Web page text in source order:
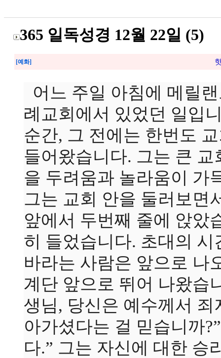
365 일독성경 12월 22일 (5)
[예화]
어느 주일 아침에 메릴
례교회에서 있었던 일입
순간, 그 전에는 한번도
들어왔습니다. 그는 큰
을 두려움과 놀라움이 가
그는 교회 안을 둘러보면
앞에서 두번째 줄에 앉았
히 들었습니다. 초대의
바라는 사람은 앞으로 나
계단 앞으로 뛰어 나왔습
생님, 당신은 예수께서
아가셨다는 걸 믿습니까
다.” 그는 자신에 대한 승